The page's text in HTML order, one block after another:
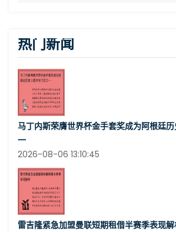
热门新闻
马丁内斯荣膺世界杯金手套奖成为阿根廷
一
2026-08-06 13:10:45
雷吉隆紧急加盟曼联短期租借半赛季表现解